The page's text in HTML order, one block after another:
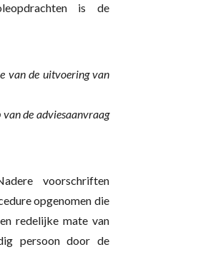
is de
van de uitvoering van
de adviesaanvraag
voorschriften
opgenomen die
redelijke mate van
persoon door de